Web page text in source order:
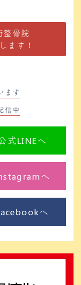
整骨院
ます！
ます
信中
式LINEへ
へ
へ